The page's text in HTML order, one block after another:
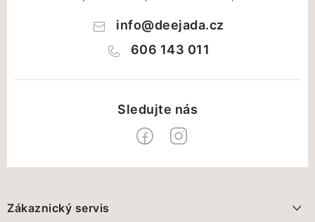
info@deejada.cz
606 143 011
pZákaznický servis